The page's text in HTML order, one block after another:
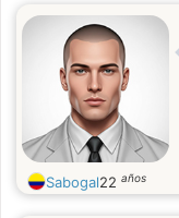
Sabogal22 años